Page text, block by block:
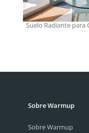
Suelo Radiante para
Sobre Warmup
Sobre Warmup